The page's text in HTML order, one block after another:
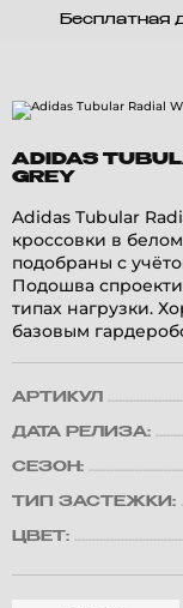
Бесплатная
ADIDAS
GREY
Adidas Tubular
кроссовки в
подобраны с
Подошва
типах нагрузки.
базовым
АРТИКУЛ
ДАТА РЕЛИЗА:
СЕЗОН:
ТИП ЗАСТЕЖКИ:
ЦВЕТ: